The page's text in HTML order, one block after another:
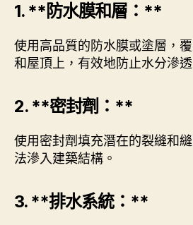
1. **防水膜和層：**
使用高品質的防水膜或塗層，
和屋頂上，有效地防止水分滲透
2. **密封劑：**
使用密封劑填充潛在的裂縫和
法滲入建築結構。
3. **排水系統：**